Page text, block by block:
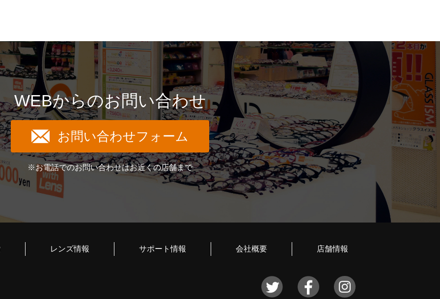
WEBからのお問い合わせ
お問い合わせフォーム
※お電話でのお問い合わせはお近くの店舗まで
レンズ情報 サポート情報 会社概要 店舗情報